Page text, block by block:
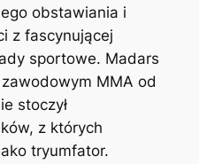
obstawiania i
z fascynującej
sportowe. Madars
MMA od
stoczył
z których
tryumfator.